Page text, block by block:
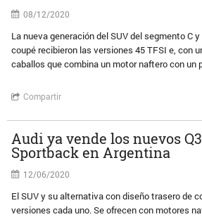
08/12/2020
La nueva generación del SUV del segmento C
coupé recibieron las versiones 45 TFSI e, con
caballos que combina un motor naftero con un
Compartir
Audi ya vende los nuevos
Sportback en Argentina
12/06/2020
El SUV y su alternativa con diseño trasero de
versiones cada uno. Se ofrecen con motores